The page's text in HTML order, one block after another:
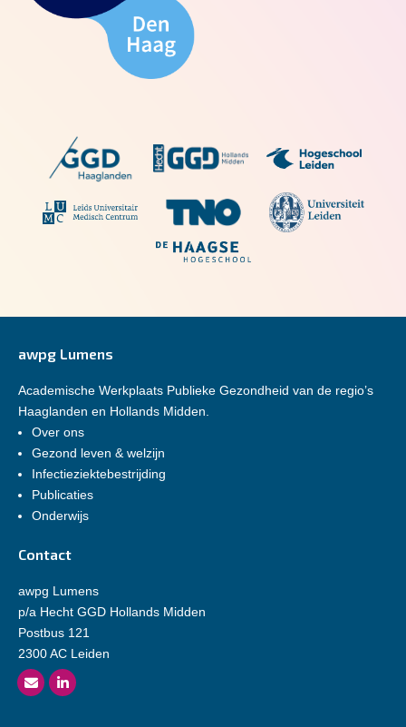
awpg Lumens
Academische Werkplaats Publieke Gezondheid van de regio’s
Haaglanden en Hollands Midden.
Over ons
Gezond leven & welzijn
Infectieziektebestrijding
Publicaties
Onderwijs
Contact
awpg Lumens
p/a Hecht GGD Hollands Midden
Postbus 121
2300 AC Leiden